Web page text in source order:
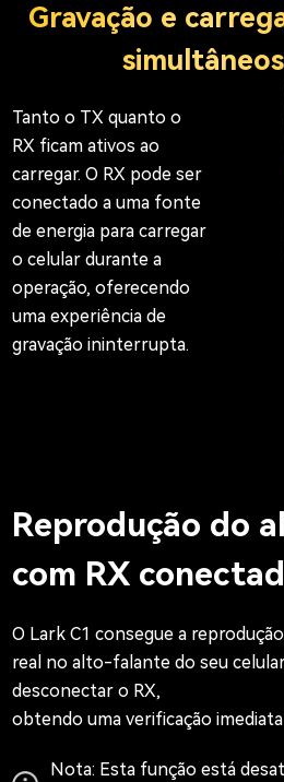
Gravação e
simultâneos
Tanto o TX quanto o
RX ficam ativos ao
carregar. O RX pode ser
conectado a uma fonte
de energia para carregar
o celular durante a
operação, oferecendo
uma experiência de
gravação ininterrupta.
Reprodução do
com RX
O Lark C1 consegue a
real no alto-falante do seu
desconectar o RX,
obtendo uma verificação imediata
Nota: Esta função está